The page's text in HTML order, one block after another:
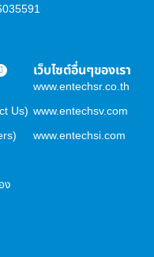
Us)
ง
เว็บไซต์อื่นๆของเรา
www.entechsr.co.th
www.entechsv.com
www.entechsi.com